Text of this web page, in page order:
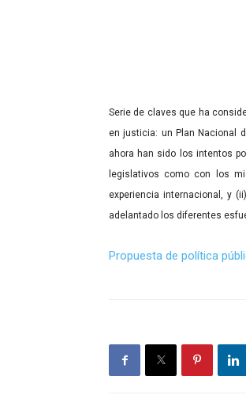
Serie de claves que ha
en justicia: un Plan Nacional
ahora han sido los intentos
legislativos como con los
experiencia internacional, y
adelantado los diferentes
Propuesta de política